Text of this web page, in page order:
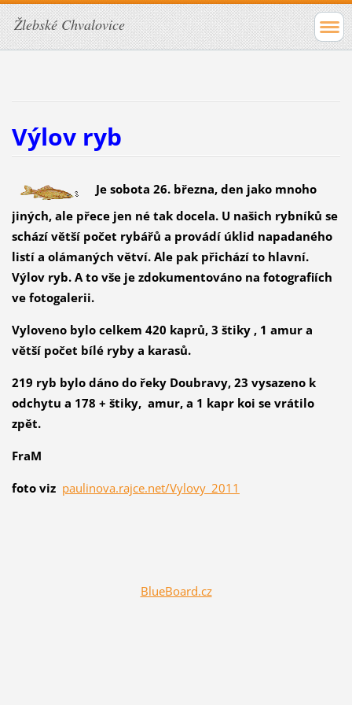
Žlebské Chvalovice
Výlov ryb
Je sobota 26. března, den jako mnoho
jiných, ale přece jen né tak docela. U našich rybníků se
schází větší počet rybářů a provádí úklid napadaného
listí a olámaných větví. Ale pak přichází to hlavní.
Výlov ryb. A to vše je zdokumentováno na fotografiích
ve fotogalerii.
Vyloveno bylo celkem 420 kaprů, 3 štiky , 1 amur a
větší počet bílé ryby a karasů.
219 ryb bylo dáno do řeky Doubravy, 23 vysazeno k
odchytu a 178 + štiky, amur, a 1 kapr koi se vrátilo
zpět.
FraM
foto viz paulinova.rajce.net/Vylovy_2011
BlueBoard.cz